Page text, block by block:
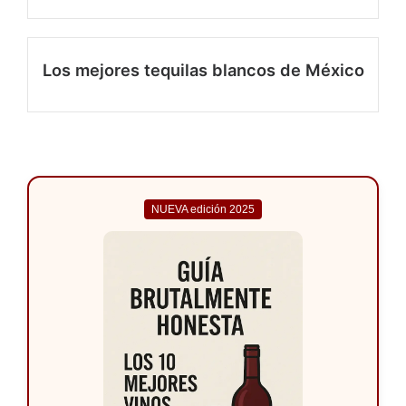
Los mejores tequilas blancos de México
NUEVA edición 2025